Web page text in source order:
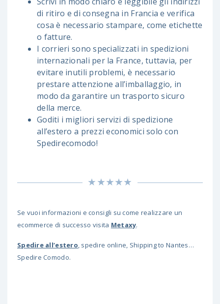
di ritiro e di consegna in Francia e verifica
cosa è necessario stampare, come etichette
o fatture.
I corrieri sono specializzati in spedizioni
internazionali per la France, tuttavia, per
evitare inutili problemi, è necessario
prestare attenzione all’imballaggio, in
modo da garantire un trasporto sicuro
della merce.
Goditi i migliori servizi di spedizione
all’estero a prezzi economici solo con
Spedirecomodo!
Se vuoi informazioni e consigli su come realizzare un
ecommerce di successo visita Metaxy.
Spedire all’estero, spedire online, Shipping to Nantes…
Spedire Comodo.